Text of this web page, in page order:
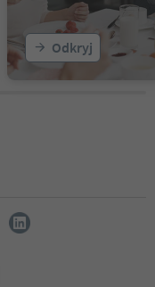
Odkryj